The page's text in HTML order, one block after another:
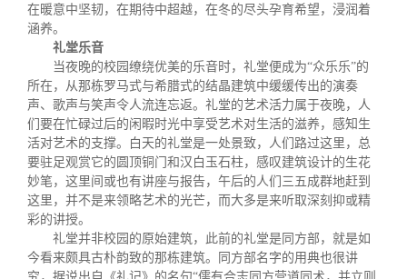
在暖意中坚韧，在期待中超越，在冬的尽头孕育希望，浸润着
涵养。
礼堂乐音
当夜晚的校园缭绕优美的乐音时，礼堂便成为“众乐乐”的
所在，从那栋罗马式与希腊式的结晶建筑中缓缓传出的演奏
声、歌声与笑声令人流连忘返。礼堂的艺术活力属于夜晚，人
们要在忙碌过后的闲暇时光中享受艺术对生活的滋养，感知生
活对艺术的支撑。白天的礼堂是一处景致，人们路过这里，总
要驻足观赏它的圆顶铜门和汉白玉石柱，感叹建筑设计的生花
妙笔，这里间或也有讲座与报告，午后的人们三五成群地赶到
这里，并不是来领略艺术的光芒，而大多是来听取深刻抑或精
彩的讲授。
礼堂并非校园的原始建筑，此前的礼堂是同方部，就是如
今看来颇具古朴韵致的那栋建筑。同方部名字的用典也很讲